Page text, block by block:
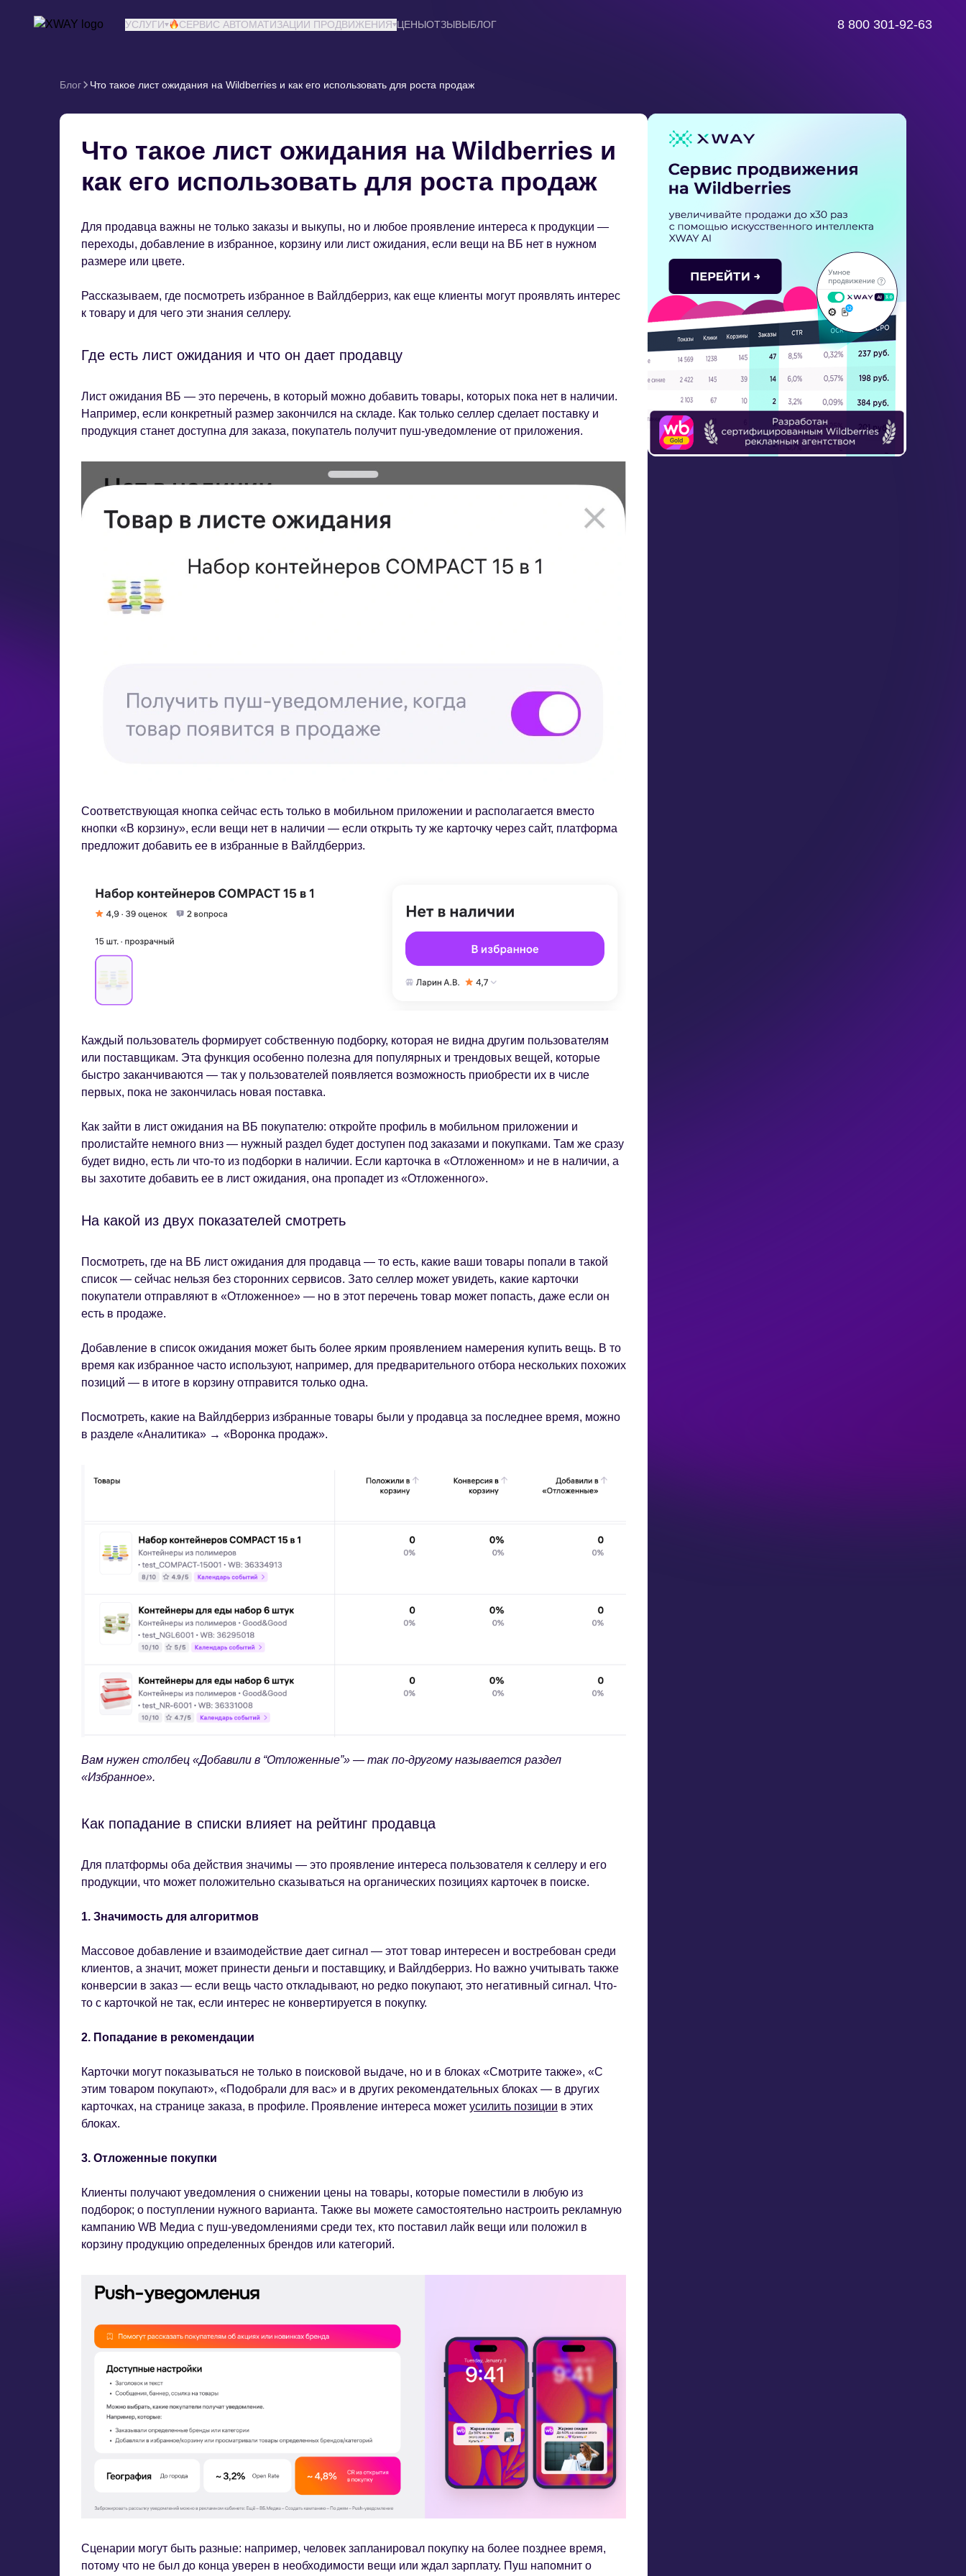
XWAY агентство УСЛУГИ СЕРВИС АВТОМАТИЗАЦИИ ПРОДВИЖЕНИЯ ЦЕНЫОТЗЫВЫБЛОГ 8 800 301-92-63
Блог Что такое лист ожидания на Wildberries и как его использовать для роста продаж
Что такое лист ожидания на Wildberries и
как его использовать для роста продаж
Для продавца важны не только заказы и выкупы, но и любое проявление интереса к продукции —
переходы, добавление в избранное, корзину или лист ожидания, если вещи на ВБ нет в нужном
размере или цвете.
Рассказываем, где посмотреть избранное в Вайлдберриз, как еще клиенты могут проявлять интерес
к товару и для чего эти знания селлеру.
Где есть лист ожидания и что он дает продавцу
Лист ожидания ВБ — это перечень, в который можно добавить товары, которых пока нет в наличии.
Например, если конкретный размер закончился на складе. Как только селлер сделает поставку и
продукция станет доступна для заказа, покупатель получит пуш-уведомление от приложения.
Соответствующая кнопка сейчас есть только в мобильном приложении и располагается вместо
кнопки «В корзину», если вещи нет в наличии — если открыть ту же карточку через сайт, платформа
предложит добавить ее в избранные в Вайлдберриз.
Каждый пользователь формирует собственную подборку, которая не видна другим пользователям
или поставщикам. Эта функция особенно полезна для популярных и трендовых вещей, которые
быстро заканчиваются — так у пользователей появляется возможность приобрести их в числе
первых, пока не закончилась новая поставка.
Как зайти в лист ожидания на ВБ покупателю: откройте профиль в мобильном приложении и
пролистайте немного вниз — нужный раздел будет доступен под заказами и покупками. Там же сразу
будет видно, есть ли что-то из подборки в наличии. Если карточка в «Отложенном» и не в наличии, а
вы захотите добавить ее в лист ожидания, она пропадет из «Отложенного».
На какой из двух показателей смотреть
Посмотреть, где на ВБ лист ожидания для продавца — то есть, какие ваши товары попали в такой
список — сейчас нельзя без сторонних сервисов. Зато селлер может увидеть, какие карточки
покупатели отправляют в «Отложенное» — но в этот перечень товар может попасть, даже если он
есть в продаже.
Добавление в список ожидания может быть более ярким проявлением намерения купить вещь. В то
время как избранное часто используют, например, для предварительного отбора нескольких похожих
позиций — в итоге в корзину отправится только одна.
Посмотреть, какие на Вайлдберриз избранные товары были у продавца за последнее время, можно
в разделе «Аналитика» → «Воронка продаж».
Вам нужен столбец «Добавили в “Отложенные”» — так по-другому называется раздел
«Избранное».
Как попадание в списки влияет на рейтинг продавца
Для платформы оба действия значимы — это проявление интереса пользователя к селлеру и его
продукции, что может положительно сказываться на органических позициях карточек в поиске.
1. Значимость для алгоритмов
Массовое добавление и взаимодействие дает сигнал — этот товар интересен и востребован среди
клиентов, а значит, может принести деньги и поставщику, и Вайлдберриз. Но важно учитывать также
конверсии в заказ — если вещь часто откладывают, но редко покупают, это негативный сигнал. Что-
то с карточкой не так, если интерес не конвертируется в покупку.
2. Попадание в рекомендации
Карточки могут показываться не только в поисковой выдаче, но и в блоках «Смотрите также», «С
этим товаром покупают», «Подобрали для вас» и в других рекомендательных блоках — в других
карточках, на странице заказа, в профиле. Проявление интереса может усилить позиции в этих
блоках.
3. Отложенные покупки
Клиенты получают уведомления о снижении цены на товары, которые поместили в любую из
подборок; о поступлении нужного варианта. Также вы можете самостоятельно настроить рекламную
кампанию WB Медиа с пуш-уведомлениями среди тех, кто поставил лайк вещи или положил в
корзину продукцию определенных брендов или категорий.
Сценарии могут быть разные: например, человек запланировал покупку на более позднее время,
потому что не был до конца уверен в необходимости вещи или ждал зарплату. Пуш напомнит о